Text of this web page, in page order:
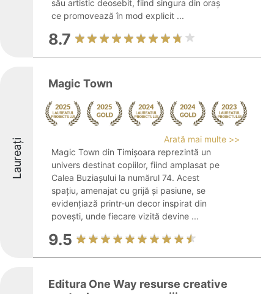
său artistic deosebit, fiind singura din oraș
ce promovează în mod explicit ...
8.7
Laureați
Magic Town
Arată mai multe >>
Magic Town din Timișoara reprezintă un
univers destinat copiilor, fiind amplasat pe
Calea Buziașului la numărul 74. Acest
spațiu, amenajat cu grijă și pasiune, se
evidențiază printr-un decor inspirat din
povești, unde fiecare vizită devine ...
9.5
Editura One Way resurse creative